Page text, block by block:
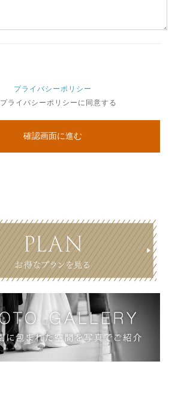
プライバシーポリシー
プライバシーポリシーに同意する
確認画面に進む